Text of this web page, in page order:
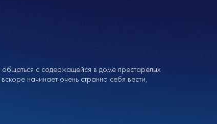
с содержащейся в доме престарелых
начинает очень странно себя вести,